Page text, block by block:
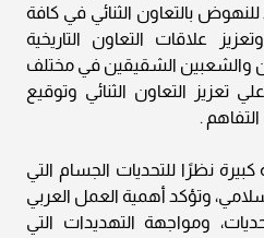
بالتعاون الثنائي في كافة
علاقات التعاون التاريخية
والشعبين الشقيقين في مختلف
تعزيز التعاون الثنائي وتوقيع
.
نظرًا للتحديات الجسام التي
وتؤكد أهمية العمل العربي
ومواجهة التهديدات التي